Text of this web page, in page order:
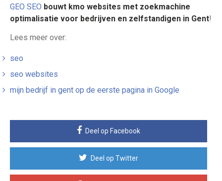
GEO SEO bouwt kmo websites met zoekmachine
optimalisatie voor bedrijven en zelfstandigen in Gent!
Lees meer over:
seo
seo websites
mijn bedrijf in gent op de eerste pagina in Google
Deel op Facebook
Deel op Twitter